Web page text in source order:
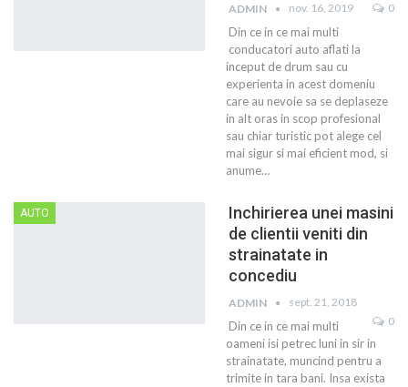
ADMIN nov. 16, 2019 0
Din ce in ce mai multi
conducatori auto aflati la
inceput de drum sau cu
experienta in acest domeniu
care au nevoie sa se deplaseze
in alt oras in scop profesional
sau chiar turistic pot alege cel
mai sigur si mai eficient mod, si
anume…
AUTO
Inchirierea unei masini
de clientii veniti din
strainatate in
concediu
ADMIN
sept. 21, 2018
0
Din ce in ce mai multi
oameni isi petrec luni in sir in
strainatate, muncind pentru a
trimite in tara bani. Insa exista